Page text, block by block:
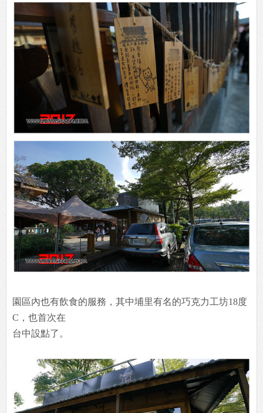
園區內也有飲食的服務，其中埔里有名的巧克力工坊18度
C，也首次在
台中設點了。